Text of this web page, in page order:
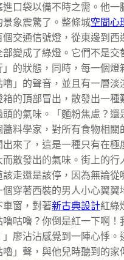
進口袋以備不時之需。他一
景象震驚了。整條城空間心
個交通信號燈，從東邊到西
部變成了綠燈。它們不是交
」的狀態，同時，每一個燈
嚕」的聲音，並且有一層
箱的頂部冒出，散發出一
頭的氣味。「麵粉焦慮？還
醬料學家，對所有食物相關
出來了，這是一種只有在極
而散發出的氣味。街上的行
該走還是該停，因為無論從
個穿著西裝的男人小心翼翼
車窗，對著新古典設計紅綠
嚕咕嚕？你倒是紅一下啊！
」廖沾沾感覺到一陣心悸。
」聲，與他兒時聽到的家